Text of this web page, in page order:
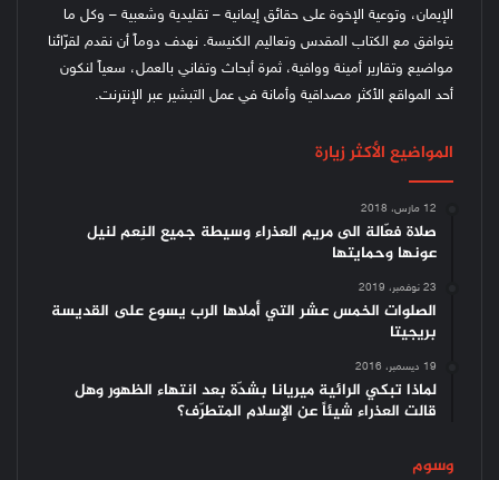
الإيمان، وتوعية الإخوة على حقائق إيمانية – تقليدية وشعبية – وكل ما
يتوافق مع الكتاب المقدس وتعاليم الكنيسة. نهدف دوماً أن نقدم لقرّائنا
مواضيع وتقارير أمينة ووافية، ثمرة أبحاث وتفاني بالعمل، سعياً لنكون
أحد المواقع الأكثر مصداقية وأمانة في عمل التبشير عبر الإنترنت.
المواضيع الأكثر زيارة
12 مارس، 2018
صلاة فعّالة الى مريم العذراء وسيطة جميع النِعم لنيل
عونها وحمايتها
23 نوفمبر، 2019
الصلوات الخمس عشر التي أملاها الرب يسوع على القديسة
بريجيتا
19 ديسمبر، 2016
لماذا تبكي الرائية ميريانا بشدّة بعد انتهاء الظهور وهل
قالت العذراء شيئاً عن الإسلام المتطرّف؟
وسوم